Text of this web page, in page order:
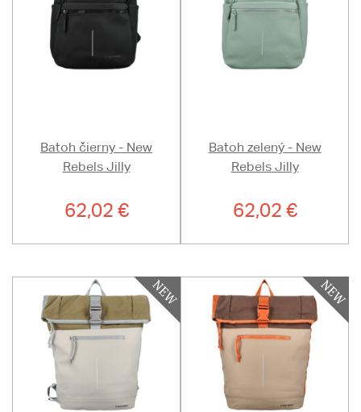
Batoh čierny - New
Rebels Jilly
62,02 €
Batoh zelený - New
Rebels Jilly
62,02 €